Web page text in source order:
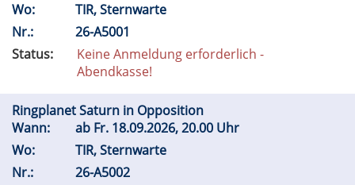
Wo:
TIR, Sternwarte
Nr.:
26-A5001
Status:
Keine Anmeldung erforderlich -
Abendkasse!
Ringplanet Saturn in Opposition
Wann:
ab Fr. 18.09.2026, 20.00 Uhr
Wo:
TIR, Sternwarte
Nr.:
26-A5002